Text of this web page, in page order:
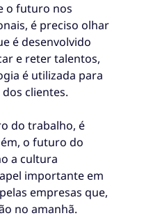
o futuro nos
é preciso olhar
é desenvolvido
e reter talentos,
é utilizada para
clientes.
do trabalho, é
o futuro do
a cultura
importante em
empresas que,
no amanhã.